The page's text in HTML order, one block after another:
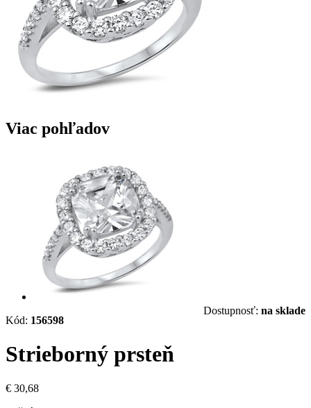
Viac pohľadov
Kód: 156598
Dostupnosť: na sklade
Strieborný prsteň
€ 30,68